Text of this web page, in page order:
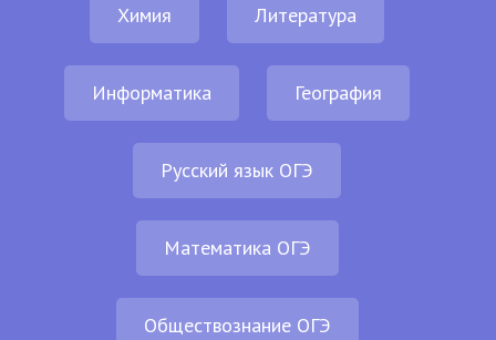
Химия Литература
Информатика География
Русский язык ОГЭ
Математика ОГЭ
Обществознание ОГЭ